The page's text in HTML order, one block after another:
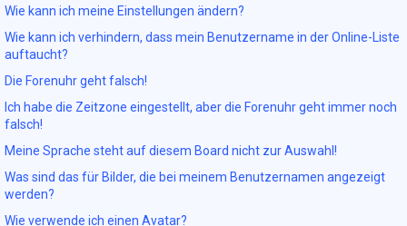
Wie kann ich meine Einstellungen ändern?
Wie kann ich verhindern, dass mein Benutzername in der Online-Liste
auftaucht?
Die Forenuhr geht falsch!
Ich habe die Zeitzone eingestellt, aber die Forenuhr geht immer noch
falsch!
Meine Sprache steht auf diesem Board nicht zur Auswahl!
Was sind das für Bilder, die bei meinem Benutzernamen angezeigt
werden?
Wie verwende ich einen Avatar?